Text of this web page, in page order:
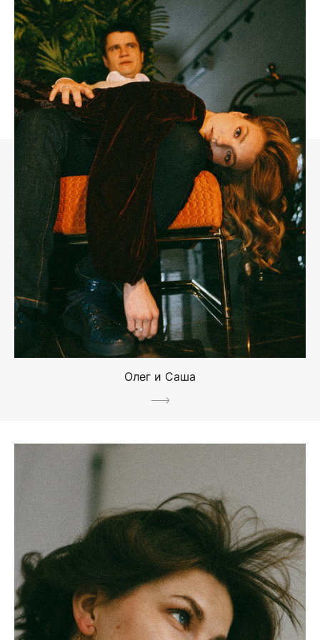
Олег и Саша